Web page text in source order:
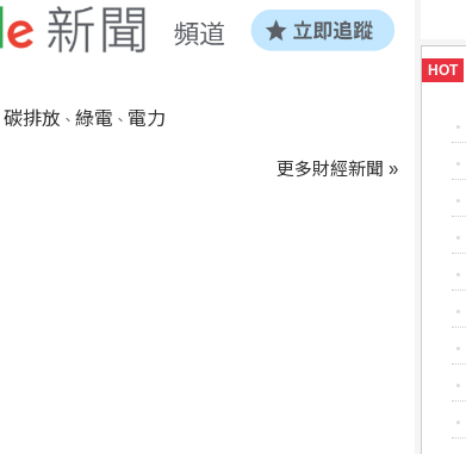
HOT
碳排放 、 綠電 、 電力
更多財經新聞 »